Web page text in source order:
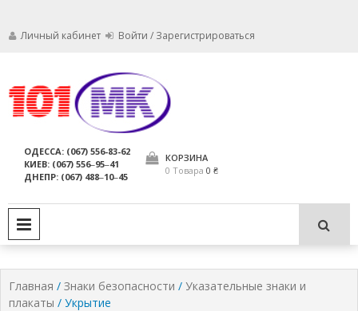
Личный кабинет Войти / Зарегистрироваться
компания МАРКО
пригодны для использования по
назначению.
ОДЕССА: (067) 556-83-62
КИЕВ: (067) 556‒95‒41
ДНЕПР: (067) 488‒10‒45
КОРЗИНА
0 Товара 0 ₴
Главная / Знаки безопасности / Указательные знаки и
плакаты / Укрытие